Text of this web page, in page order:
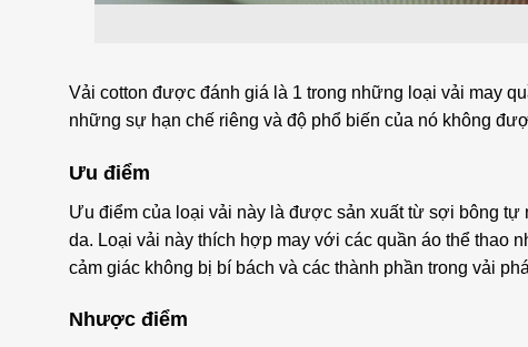
Vải cotton được đánh giá là 1 trong những loại vải may
những sự hạn chế riêng và độ phổ biến của nó không
Ưu điểm
Ưu điểm của loại vải này là được sản xuất từ sợi bông tự
da. Loại vải này thích hợp may với các quần áo thể
cảm giác không bị bí bách và các thành phần trong vải
Nhược điểm